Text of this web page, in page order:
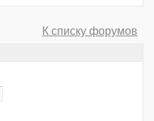
К списку форумов